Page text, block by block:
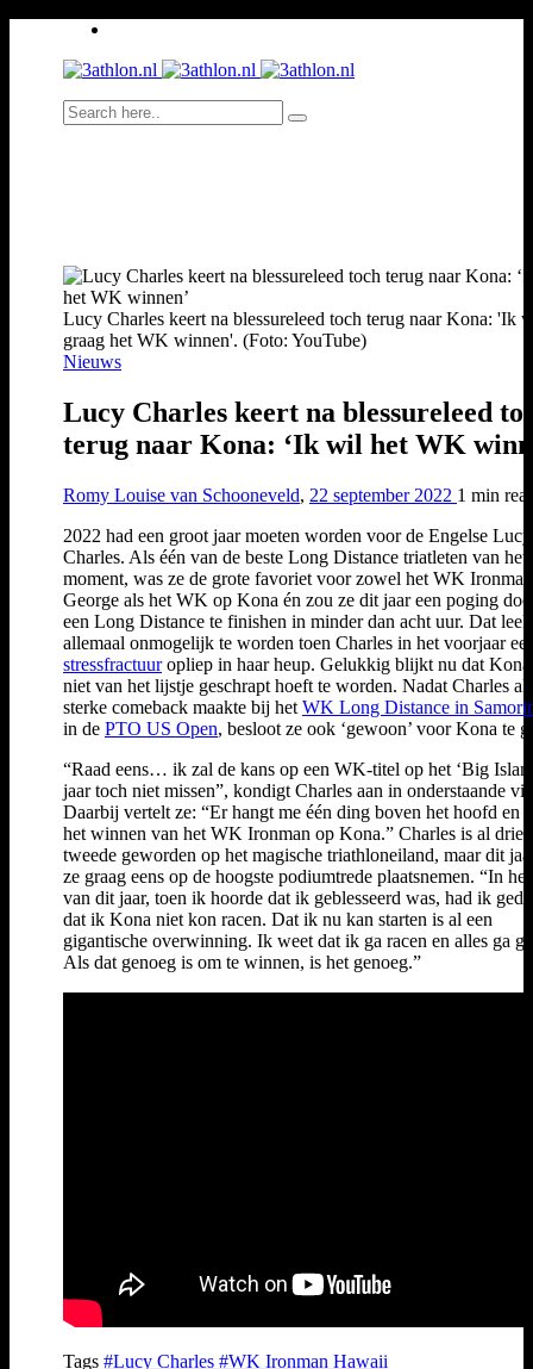
Lucy Charles keert na blessureleed toch terug naar Kona: 'Ik
graag het WK winnen'. (Foto: YouTube)
Nieuws
Lucy Charles keert na blessureleed
terug naar Kona: ‘Ik wil het WK
Romy Louise van Schooneveld, 22 september 2022 1 min
2022 had een groot jaar moeten worden voor de Engelse Lucy
Charles. Als één van de beste Long Distance triatleten van het
moment, was ze de grote favoriet voor zowel het WK
George als het WK op Kona én zou ze dit jaar een poging
een Long Distance te finishen in minder dan acht uur. Dat leek
allemaal onmogelijk te worden toen Charles in het voorjaar
stressfractuuropliep in haar heup. Gelukkig blijkt nu dat
niet van het lijstje geschrapt hoeft te worden. Nadat Charles al
sterke comeback maakte bij het WK Long Distance in
in de PTO US Open, besloot ze ook ‘gewoon’ voor Kona te
“Raad eens… ik zal de kans op een WK-titel op het ‘Big
jaar toch niet missen”, kondigt Charles aan in onderstaande
Daarbij vertelt ze: “Er hangt me één ding boven het hoofd en
het winnen van het WK Ironman op Kona.” Charles is al drie
tweede geworden op het magische triathloneiland, maar dit
ze graag eens op de hoogste podiumtrede plaatsnemen. “In
van dit jaar, toen ik hoorde dat ik geblesseerd was, had ik
dat ik Kona niet kon racen. Dat ik nu kan starten is al een
gigantische overwinning. Ik weet dat ik ga racen en alles ga
Als dat genoeg is om te winnen, is het genoeg.”
Tags #Lucy Charles #WK Ironman Hawaii